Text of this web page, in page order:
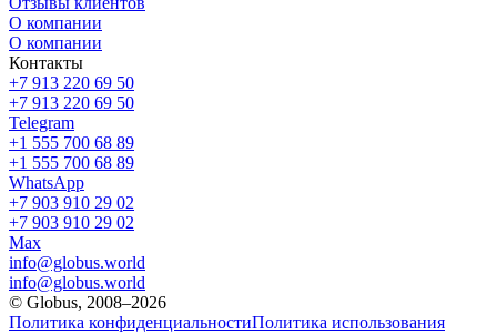
О компании
О компании
Контакты
+7 913 220 69 50
+7 913 220 69 50
Telegram
+1 555 700 68 89
+1 555 700 68 89
WhatsApp
+7 903 910 29 02
+7 903 910 29 02
Max
info@globus.world
info@globus.world
© Globus, 2008–2026
Политика конфиденциальностиПолитика использования